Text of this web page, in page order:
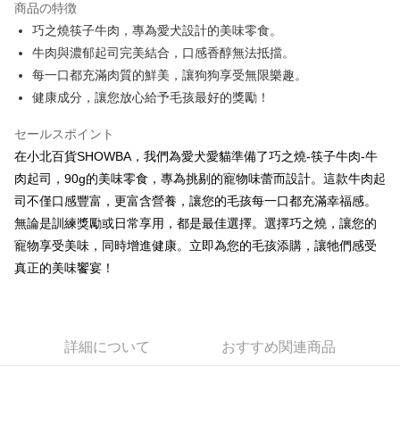
Apple Pay
JKOPAY
Easy Wallet
AFTEE代金後払い
説明
一、 AFTEE代金後払いについて
1.お支払い方法でAFTEE代金後払いを選択すると、携帯電話認証ウィンド
ウが表示されます。
2.SMSで認証してお支払い手続を進めてください。
3.注文するときのお支払いは不要です。商品はご指定の住所に配送されま
はアプリの通知に従って、4大コンビニ、またはATM/オンラインバンキン
ATM払い
配送方法
付款後全家取貨
商品の特徴
巧之燒筷子牛肉，專為愛犬設計的美味零食。
牛肉與濃郁起司完美結合，口感香醇無法抵擋。
每一口都充滿肉質的鮮美，讓狗狗享受無限樂趣。
健康成分，讓您放心給予毛孩最好的獎勵！
セールスポイント
在小北百貨SHOWBA，我們為愛犬愛貓準備了巧之燒-筷子牛肉-牛
肉起司，90g的美味零食，專為挑剔的寵物味蕾而設計。這款牛肉起
司不僅口感豐富，更富含營養，讓您的毛孩每一口都充滿幸福感。
無論是訓練獎勵或日常享用，都是最佳選擇。選擇巧之燒，讓您的
寵物享受美味，同時增進健康。立即為您的毛孩添購，讓牠們感受
真正的美味饗宴！
詳細について おすすめ関連商品